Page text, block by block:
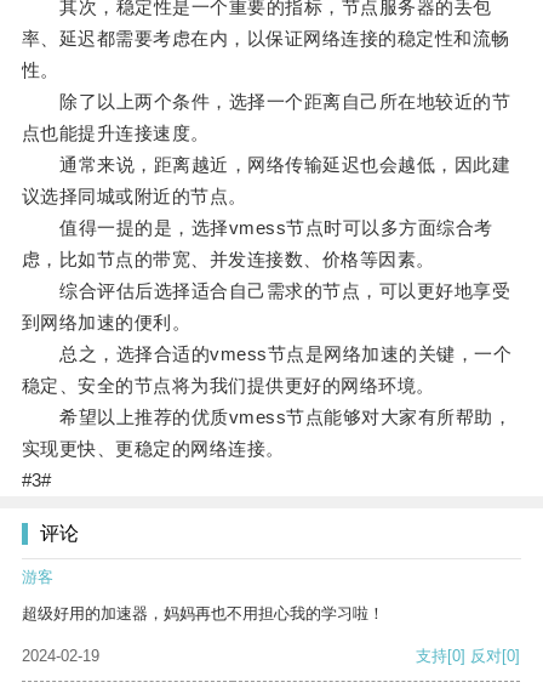
其次，稳定性是一个重要的指标，节点服务器的丢包
率、延迟都需要考虑在内，以保证网络连接的稳定性和流畅
性。
除了以上两个条件，选择一个距离自己所在地较近的节
点也能提升连接速度。
通常来说，距离越近，网络传输延迟也会越低，因此建
议选择同城或附近的节点。
值得一提的是，选择vmess节点时可以多方面综合考
虑，比如节点的带宽、并发连接数、价格等因素。
综合评估后选择适合自己需求的节点，可以更好地享受
到网络加速的便利。
总之，选择合适的vmess节点是网络加速的关键，一个
稳定、安全的节点将为我们提供更好的网络环境。
希望以上推荐的优质vmess节点能够对大家有所帮助，
实现更快、更稳定的网络连接。
#3#
评论
游客
超级好用的加速器，妈妈再也不用担心我的学习啦！
2024-02-19 支持[0] 反对[0]